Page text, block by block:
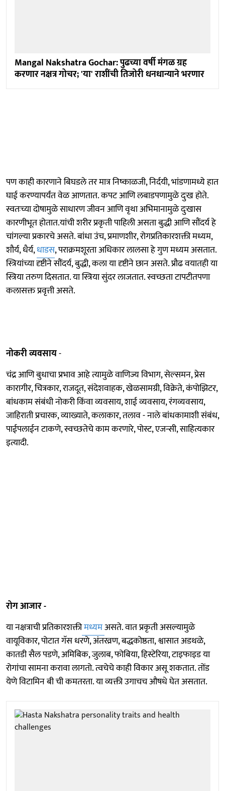
Mangal Nakshatra Gochar: पुढच्या वर्षी मंगळ ग्रह
करणार नक्षत्र गोचर; 'या' राशींची तिजोरी धनधान्याने भरणार
पण काही कारणाने बिघडले तर मात्र निष्काळजी, निर्दयी, भांडणामध्ये हात
घाई करण्यापर्यंत वेळ आणतात. कपट आणि लबाडपणामुळे दुःख होते.
स्वतःच्या दोषामुळे साधारण जीवन आणि वृथा अभिमानामुळे दुःखास
कारणीभूत होतात.यांची शरीर प्रकृती पाहिली असता बुद्धी आणि सौंदर्य हे
चांगल्या प्रकारचे असते. बांधा उंच, प्रमाणशीर, रोगप्रतिकारशक्ती मध्यम,
शौर्य, धैर्य,धाडस, पराक्रमशूरता अधिकार लालसा हे गुण मध्यम असतात.
स्त्रियांच्या दृष्टीने सौंदर्य, बुद्धी, कला या दृष्टीने छान असते. प्रौढ वयातही या
स्त्रिया तरुण दिसतात. या स्त्रिया सुंदर लाजतात. स्वच्छता टापटीतपणा
कलासक्त प्रवृत्ती असते.
नोकरी व्यवसाय-
चंद्र आणि बुधाचा प्रभाव आहे त्यामुळे वाणिज्य विभाग, सेल्समन, प्रेस
कारागीर, चित्रकार, राजदूत, संदेशवाहक, खेळसामग्री, विक्रेते, कंपोझिटर,
बांधकाम संबंधी नोकरी किंवा व्यवसाय, शाई व्यवसाय, रंगव्यवसाय,
जाहिराती प्रचारक, व्याख्याते, कलाकार, तलाव - नाले बांधकामाशी संबंध,
पाईपलाईन टाकणे, स्वच्छतेचे काम करणारे, पोस्ट, एजन्सी, साहित्यकार
इत्यादी.
रोग आजार -
या नक्षत्राची प्रतिकारशक्तीमध्यमअसते. वात प्रकृती असल्यामुळे
वायूविकार, पोटात गॅस धरणे, अंतरव्रण, बद्धकोष्ठता, श्वासात अडथळे,
कातडी सैल पडणे, अमिबिक, जुलाब, फोबिया, हिस्टेरिया, टाइफाइड या
रोगांचा सामना करावा लागतो. त्वचेचे काही विकार असू शकतात. तोंड
येणे विटामिन बी ची कमतरता. या व्यक्ती उगाचच औषधे घेत असतात.